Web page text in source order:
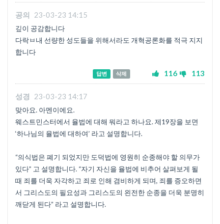
공의 23-03-23 14:15
깊이 공감합니다
다락ㅂ내 선량한 성도들을 위해서라도 개혁공론화를 적극 지지
합니다
116 113
답변 삭제
성경 23-03-23 14:17
맞아요. 아멘이에요.
웨스트민스터에서 율법에 대해 뭐라고 하나요. 제19장을 보면
‘하나님의 율법에 대하여’ 라고 설명합니다.
“의식법은 폐기 되었지만 도덕법에 영원히 순종해야 할 의무가
있다” 고 설명합니다. “자기 자신을 율법에 비추어 살펴보게 될
때 죄를 더욱 자각하고 죄로 인해 겸비하게 되며, 죄를 증오하면
서 그리스도의 필요성과 그리스도의 왼전한 순종을 더욱 분명히
깨닫게 된다” 라고 설명합니다.